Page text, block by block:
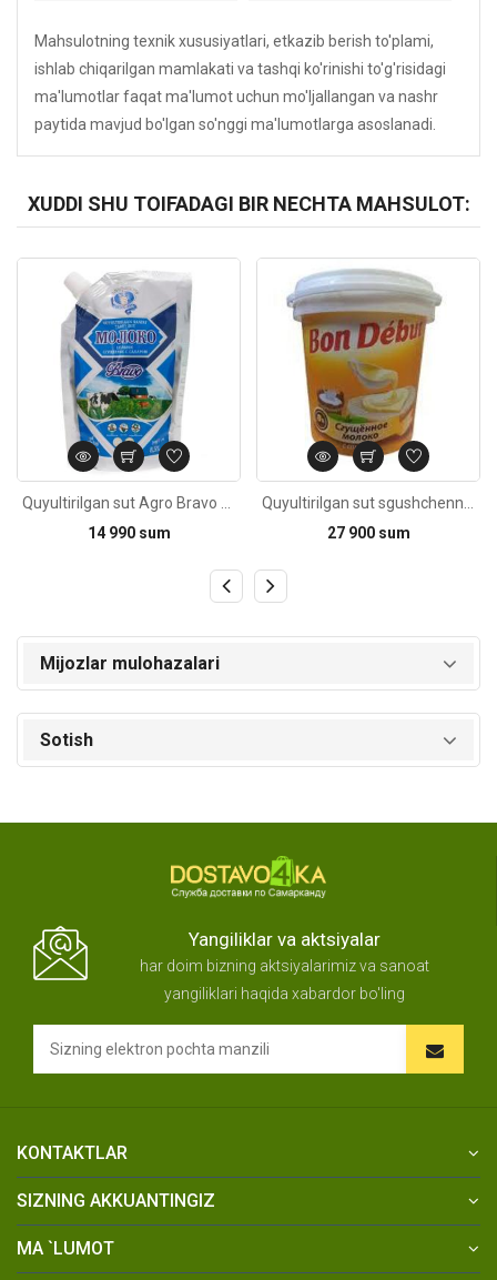
Mahsulotning texnik xususiyatlari, etkazib berish to'plami,
ishlab chiqarilgan mamlakati va tashqi ko'rinishi to'g'risidagi
ma'lumotlar faqat ma'lumot uchun mo'ljallangan va nashr
paytida mavjud bo'lgan so'nggi ma'lumotlarga asoslanadi.
XUDDI SHU TOIFADAGI BIR NECHTA MAHSULOT:
14 990 sum
Kod: 5124
27 900 sum
Kod: 4628
Mijozlar mulohazalari
Sotish
Yangiliklar va aktsiyalar
har doim bizning aktsiyalarimiz va sanoat
yangiliklari haqida xabardor bo'ling
KONTAKTLAR
SIZNING AKKUANTINGIZ
MA `LUMOT